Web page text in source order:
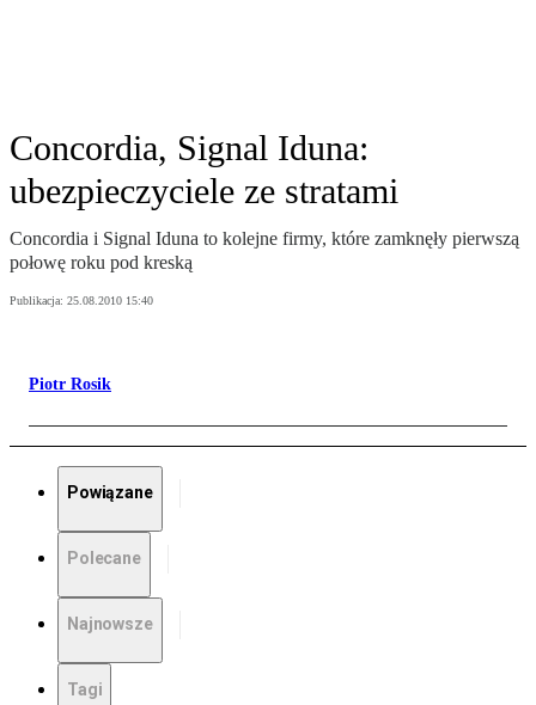
Concordia, Signal Iduna:
ubezpieczyciele ze stratami
Concordia i Signal Iduna to kolejne firmy, które zamknęły pierwszą
połowę roku pod kreską
Publikacja: 25.08.2010 15:40
Piotr Rosik
Powiązane
Polecane
Najnowsze
Tagi